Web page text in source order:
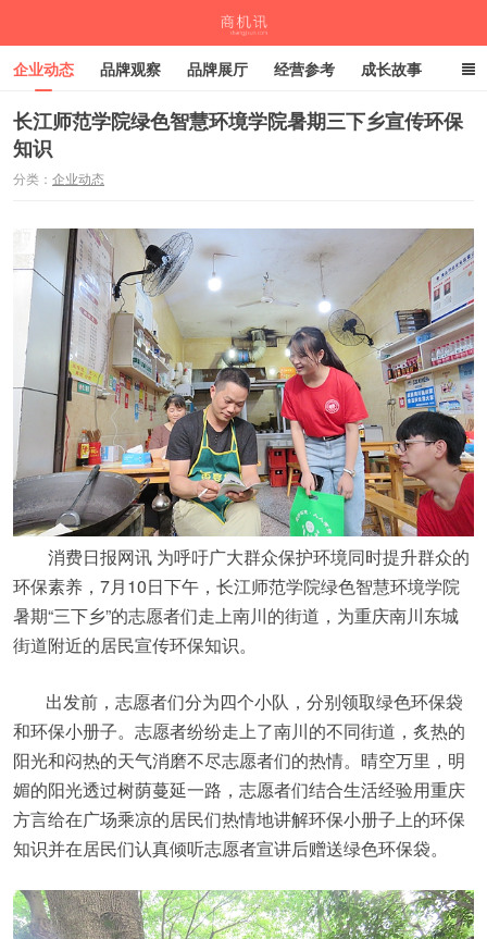
企业动态 品牌观察 品牌展厅 经营参考 成长故事
深度观察 伙伴计划
长江师范学院绿色智慧环境学院暑期三下乡宣传环保
知识
分类： 企业动态
消费日报网讯 为呼吁广大群众保护环境同时提升群众的
环保素养，7月10日下午，长江师范学院绿色智慧环境学院
暑期“三下乡”的志愿者们走上南川的街道，为重庆南川东城
街道附近的居民宣传环保知识。
出发前，志愿者们分为四个小队，分别领取绿色环保袋
和环保小册子。志愿者纷纷走上了南川的不同街道，炙热的
阳光和闷热的天气消磨不尽志愿者们的热情。晴空万里，明
媚的阳光透过树荫蔓延一路，志愿者们结合生活经验用重庆
方言给在广场乘凉的居民们热情地讲解环保小册子上的环保
知识并在居民们认真倾听志愿者宣讲后赠送绿色环保袋。